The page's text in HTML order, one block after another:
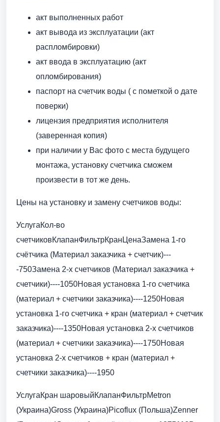
акт выполненных работ
акт вывода из эксплуатации (акт
распломбировки)
акт ввода в эксплуатацию (акт
опломбирования)
паспорт на счетчик воды ( с пометкой о дате
поверки)
лицензия предприятия исполнителя
(заверенная копия)
при наличии у Вас фото с места будущего
монтажа, установку счетчика сможем
произвести в тот же день.
Цены на установку и замену счетчиков воды:
УслугаКол-во
счетчиковКлапанФильтрКранЦенаЗамена 1-го
счётчика (Материал заказчика + счетчик)---
-750Замена 2-х счетчиков (Материал заказчика +
счетчики)----1050Новая установка 1-го счетчика
(материал + счетчики заказчика)----1250Новая
установка 1-го счетчика + кран (материал + счетчик
заказчика)----1350Новая установка 2-х счетчиков
(материал + счетчики заказчика)----1750Новая
установка 2-х счетчиков + кран (материал +
счетчики заказчика)----1950
УслугаКран шаровыйКлапанФильтрMetron
(Украина)Gross (Украина)Picoflux (Польша)Zenner